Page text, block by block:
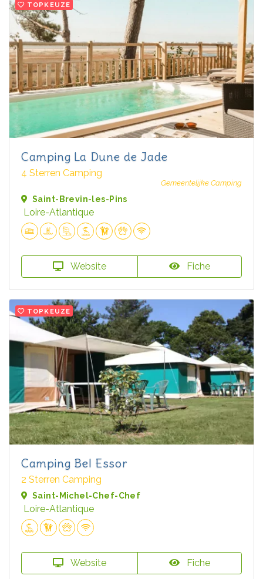
TOPKEUZE
Camping La Dune de Jade
4 Sterren Camping
Gemeentelijke Camping
Saint-Brevin-les-Pins
Loire-Atlantique
Website Fiche
TOPKEUZE
Camping Bel Essor
2 Sterren Camping
Saint-Michel-Chef-Chef
Loire-Atlantique
Website Fiche